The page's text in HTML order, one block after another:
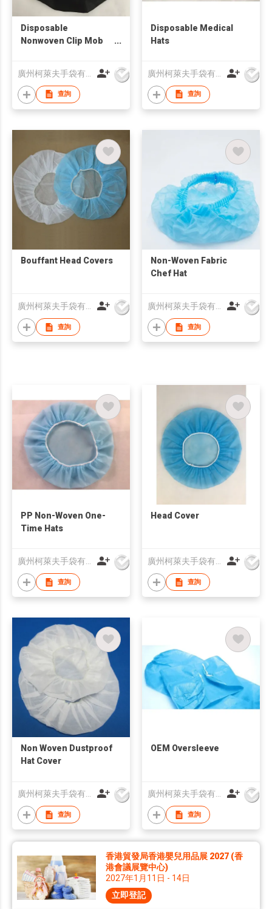
Disposable
Nonwoven Clip Mob
查詢
Disposable Medical
Hats
查詢
Bouffant Head Covers
查詢
Non-Woven Fabric
Chef Hat
查詢
PP Non-Woven One-
Time Hats
查詢
Head Cover
查詢
Non Woven Dustproof
Hat Cover
廣州柯萊夫手袋有限公司
查詢
OEM Oversleeve
廣州柯萊夫手袋有限公司
查詢
香港貿發局香港嬰兒用品展 2027 (香
港會議展覽中心)
2027年1月11日 - 14日
立即登記